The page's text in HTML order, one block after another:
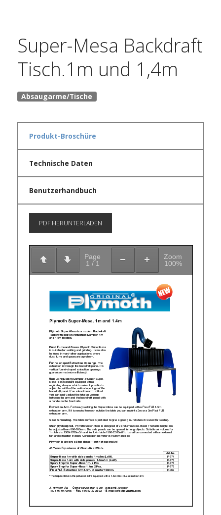
Super-Mesa Backdraft
Tisch.1m und 1,4m
Absaugarme/Tische
Produkt-Broschüre
Technische Daten
Benutzerhandbuch
PDF HERUNTERLADEN
Page
1 / 1
Zoom
100%